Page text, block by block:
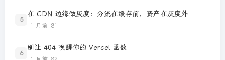
5
在 CDN 边缘做灰度：分流在缓存前，资产在灰度外
1 月前 81
6
别让 404 唤醒你的 Vercel 函数